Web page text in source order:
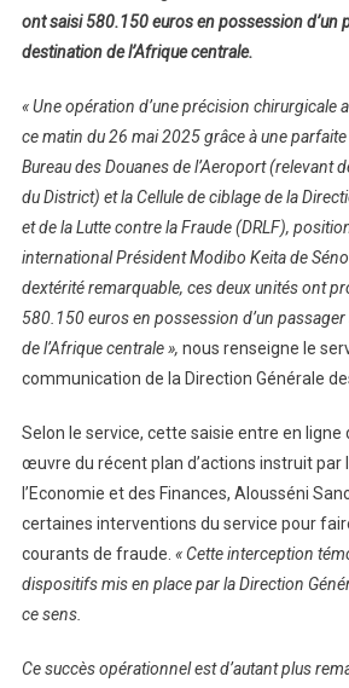
ont saisi 580.150 euros en possession d’un
destination de l’Afrique centrale.
« Une opération d’une précision chirurgicale
ce matin du 26 mai 2025 grâce à une
Bureau des Douanes de l’Aeroport (relevant
du District) et la Cellule de ciblage de la
et de la Lutte contre la Fraude (DRLF),
international Président Modibo Keita de
dextérité remarquable, ces deux unités ont
580.150 euros en possession d’un
de l’Afrique centrale », nous renseigne le
communication de la Direction Générale
Selon le service, cette saisie entre en ligne
œuvre du récent plan d’actions instruit par
l’Economie et des Finances, Alousséni
certaines interventions du service pour
courants de fraude. « Cette interception
dispositifs mis en place par la Direction
ce sens.
Ce succès opérationnel est d’autant plus